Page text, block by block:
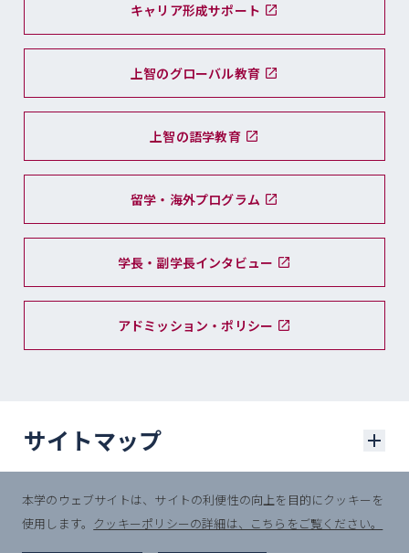
キャリア形成サポート
上智のグローバル教育
上智の語学教育
留学・海外プログラム
学長・副学長インタビュー
アドミッション・ポリシー
サイトマップ
学部入試
本学のウェブサイトは、サイトの利便性の向上を目的にクッキーを
使用します。 クッキーポリシーの詳細は、こちらをご覧ください。